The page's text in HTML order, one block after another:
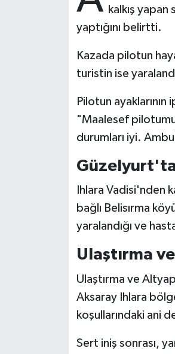
kalkış yapan
yaptığını belirtti.
Kazada pilotun
turistin ise
Pilotun
"Maalesef
durumları iyi.
Ihlara Vadisi'nden
bağlı Belisırma
yaralandığı ve
Ulaştırma
Ulaştırma ve
Aksaray Ihlara
koşullarındaki ani
Sert iniş sonrası,
Bitlis Müftülüğü
Bolu Müftülüğü
Bursa Müftülüğü
Çorum Müftülüğü
Düzce Müftülüğü
Makaleler
Duyurular
Biyografiler